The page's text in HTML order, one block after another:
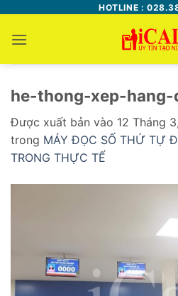
nội
dung
HOTLINE :
he-thong-xep-
Được xuất bản vào 12 Tháng
trong MÁY ĐỌC SỐ THỨ TỰ
TRONG THỰC TẾ